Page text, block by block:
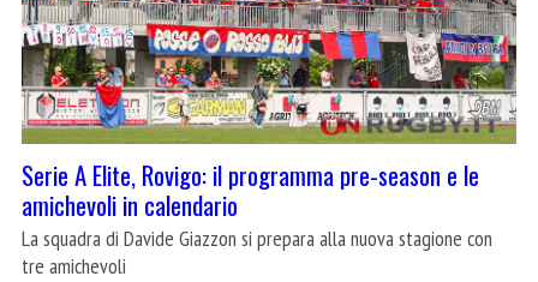
Serie A Elite, Rovigo: il programma pre-season e le
amichevoli in calendario
La squadra di Davide Giazzon si prepara alla nuova stagione con
tre amichevoli